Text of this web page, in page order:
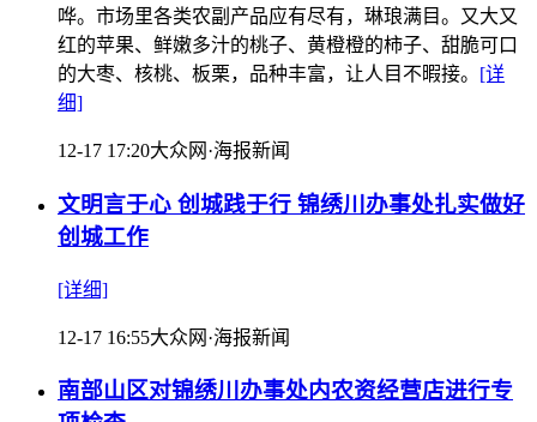
哗。市场里各类农副产品应有尽有，琳琅满目。又大又
红的苹果、鲜嫩多汁的桃子、黄橙橙的柿子、甜脆可口
的大枣、核桃、板栗，品种丰富，让人目不暇接。 [详
细]
12-17 17:20大众网·海报新闻
文明言于心 创城践于行 锦绣川办事处扎实做好
创城工作
[详细]
12-17 16:55大众网·海报新闻
南部山区对锦绣川办事处内农资经营店进行专